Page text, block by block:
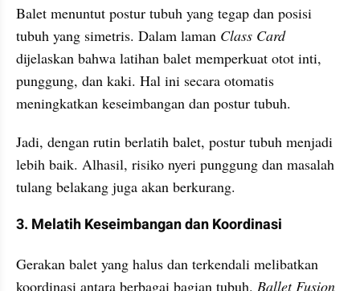
Balet menuntut postur tubuh yang tegap dan posisi
tubuh yang simetris. Dalam laman
Class Card
dijelaskan bahwa latihan balet memperkuat otot inti,
punggung, dan kaki. Hal ini secara otomatis
meningkatkan keseimbangan dan postur tubuh.
Jadi, dengan rutin berlatih balet, postur tubuh menjadi
lebih baik. Alhasil, risiko nyeri punggung dan masalah
tulang belakang juga akan berkurang.
3. Melatih Keseimbangan dan Koordinasi
Gerakan balet yang halus dan terkendali melibatkan
koordinasi antara berbagai bagian tubuh. Ballet Fusion